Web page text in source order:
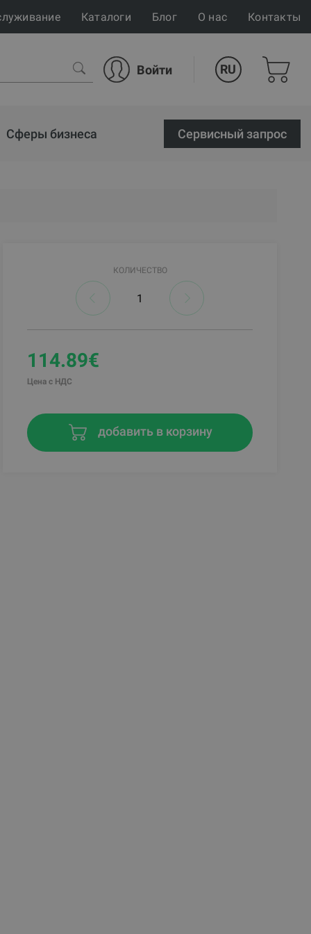
Каталоги Блог О нас Контакты
Войти RU
Сферы бизнеса Cервисный запрос
КОЛИЧЕСТВО
114.89€
Цена с НДС
добавить в корзину